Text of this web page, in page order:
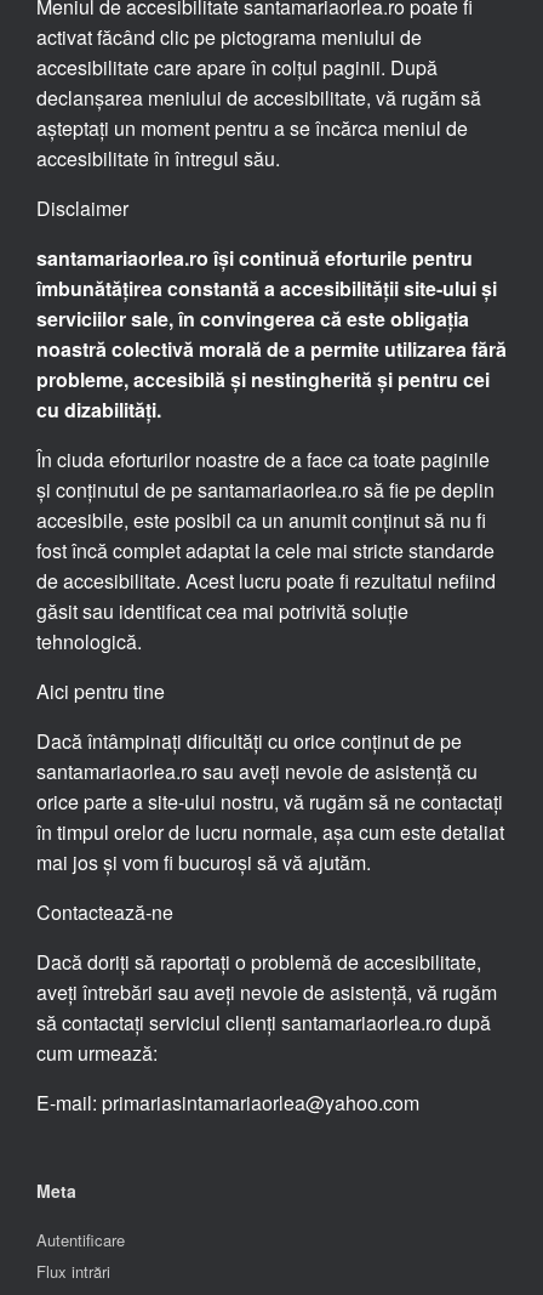
Meniul de accesibilitate santamariaorlea.ro poate fi
activat făcând clic pe pictograma meniului de
accesibilitate care apare în colțul paginii. După
declanșarea meniului de accesibilitate, vă rugăm să
așteptați un moment pentru a se încărca meniul de
accesibilitate în întregul său.
Disclaimer
santamariaorlea.ro își continuă eforturile pentru
îmbunătățirea constantă a accesibilității site-ului și
serviciilor sale, în convingerea că este obligația
noastră colectivă morală de a permite utilizarea fără
probleme, accesibilă și nestingherită și pentru cei
cu dizabilități.
În ciuda eforturilor noastre de a face ca toate paginile
și conținutul de pe santamariaorlea.ro să fie pe deplin
accesibile, este posibil ca un anumit conținut să nu fi
fost încă complet adaptat la cele mai stricte standarde
de accesibilitate. Acest lucru poate fi rezultatul nefiind
găsit sau identificat cea mai potrivită soluție
tehnologică.
Aici pentru tine
Dacă întâmpinați dificultăți cu orice conținut de pe
santamariaorlea.ro sau aveți nevoie de asistență cu
orice parte a site-ului nostru, vă rugăm să ne contactați
în timpul orelor de lucru normale, așa cum este detaliat
mai jos și vom fi bucuroși să vă ajutăm.
Contactează-ne
Dacă doriți să raportați o problemă de accesibilitate,
aveți întrebări sau aveți nevoie de asistență, vă rugăm
să contactați serviciul clienți santamariaorlea.ro după
cum urmează:
E-mail: primariasintamariaorlea@yahoo.com
Meta
Autentificare
Flux intrări